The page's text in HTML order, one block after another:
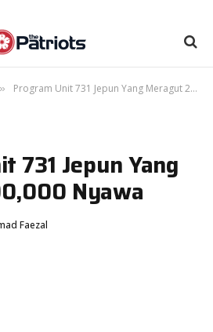
» Program Unit 731 Jepun Yang Meragut 200,000 Nyawa
731 Jepun Yang
Nyawa
Faezal